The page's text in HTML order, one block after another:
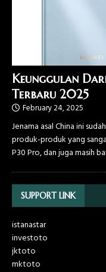
Keunggulan
Terbaru 2025
February 24, 2025
Jenama asal China ini
produk-produk yang
P30 Pro, dan juga masih
SUPPORT LINK
istanastar
investoto
jktoto
mktoto